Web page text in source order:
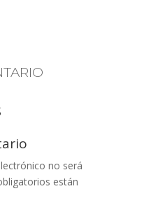
no será
están